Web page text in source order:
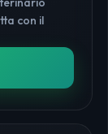
con il